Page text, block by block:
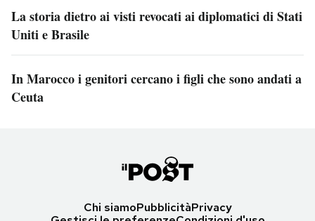
La storia dietro ai visti revocati ai diplomatici di Stati
Uniti e Brasile
In Marocco i genitori cercano i figli che sono andati a
Ceuta
Chi siamoPubblicitàPrivacy